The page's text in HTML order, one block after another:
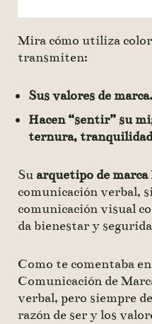
Mira cómo utiliza
transmiten:
Sus valores de marca.
Hacen “sentir” su
ternura,
Su arquetipo de marca
comunicación verbal,
comunicación visual
da bienestar y
Como te comentaba
Comunicación de
verbal, pero siempre
razón de ser y los